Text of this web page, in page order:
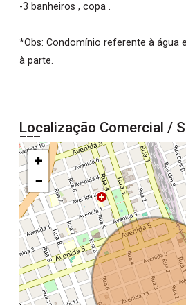
-3 banheiros , copa .
*Obs: Condomínio referente à água
à parte.
Localização Comercial /
+
−